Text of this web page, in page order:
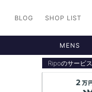
BLOG SHOP LIST
MENS
Ripoのサービス